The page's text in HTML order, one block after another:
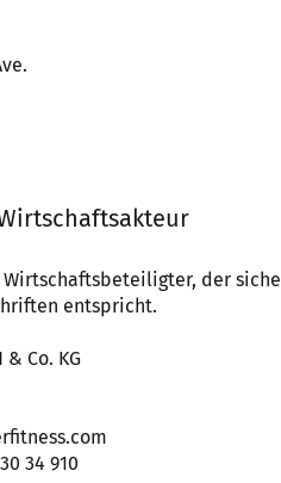
Wirtschaftsbeteiligter, der
entspricht.
Co. KG
34 910